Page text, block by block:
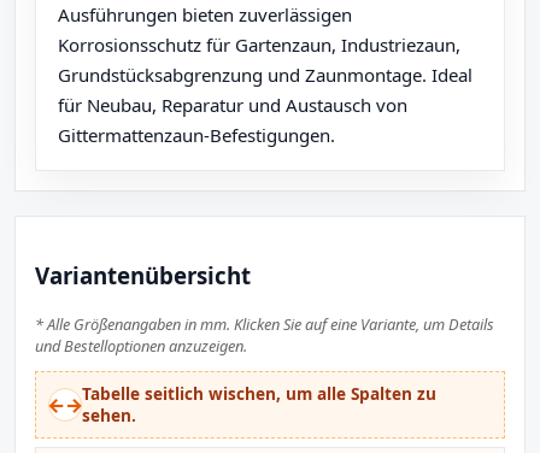
Ausführungen bieten zuverlässigen
Korrosionsschutz für Gartenzaun, Industriezaun,
Grundstücksabgrenzung und Zaunmontage. Ideal
für Neubau, Reparatur und Austausch von
Gittermattenzaun-Befestigungen.
Variantenübersicht
* Alle Größenangaben in mm. Klicken Sie auf eine Variante, um Details
und Bestelloptionen anzuzeigen.
←→Tabelle seitlich wischen, um alle Spalten zu
sehen.